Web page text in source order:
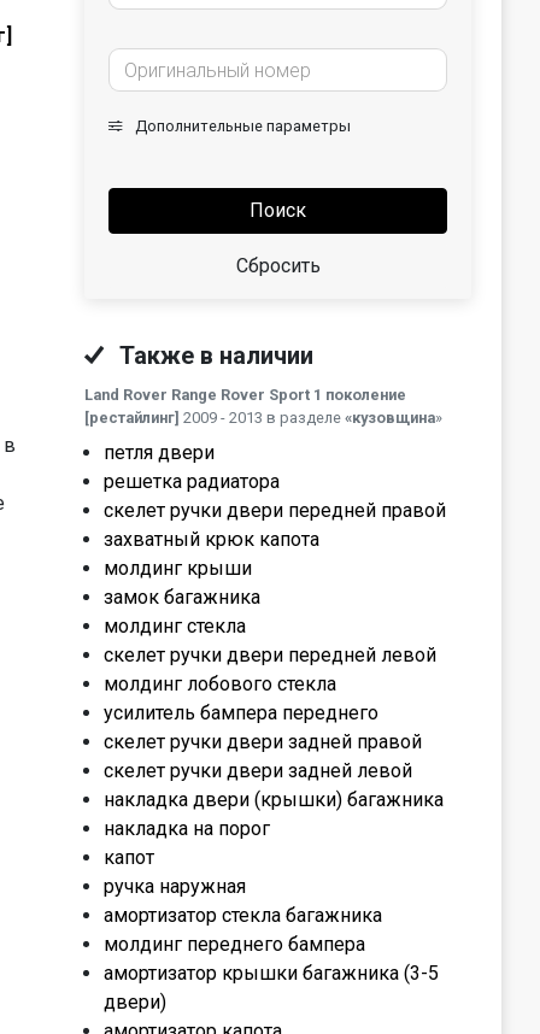
в
Дополнительные параметры
Поиск
Сбросить
Также в наличии
Land Rover Range Rover Sport 1 поколение
[рестайлинг] 2009 - 2013 в разделе «кузовщина»
петля двери
решетка радиатора
скелет ручки двери передней правой
захватный крюк капота
молдинг крыши
замок багажника
молдинг стекла
скелет ручки двери передней левой
молдинг лобового стекла
усилитель бампера переднего
скелет ручки двери задней правой
скелет ручки двери задней левой
накладка двери (крышки) багажника
накладка на порог
капот
ручка наружная
амортизатор стекла багажника
молдинг переднего бампера
амортизатор крышки багажника (3-5
двери)